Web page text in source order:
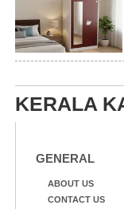
KERALA
GENERAL
ABOUT US
CONTACT US